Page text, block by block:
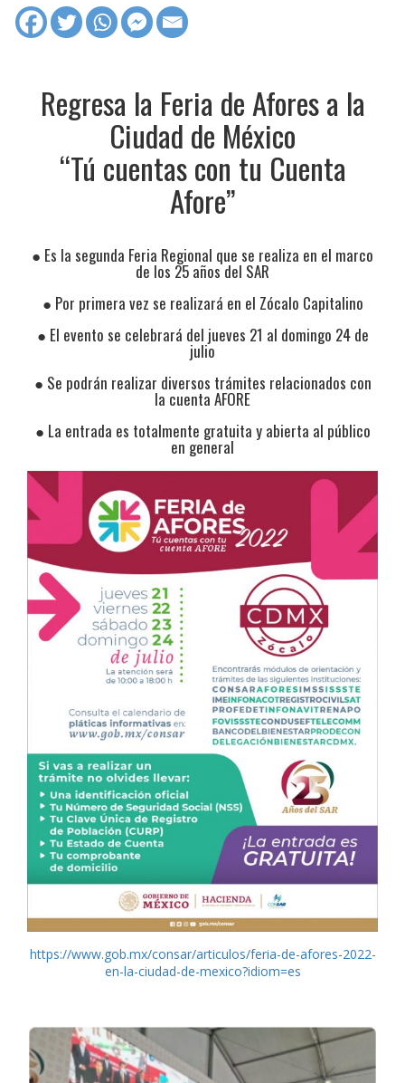
Regresa la Feria de Afores a la
Ciudad de México
“Tú cuentas con tu Cuenta
Afore”
● Es la segunda Feria Regional que se realiza en el marco
de los 25 años del SAR
● Por primera vez se realizará en el Zócalo Capitalino
● El evento se celebrará del jueves 21 al domingo 24 de
julio
● Se podrán realizar diversos trámites relacionados con
la cuenta AFORE
● La entrada es totalmente gratuita y abierta al público
en general
https://www.gob.mx/consar/articulos/feria-de-afores-2022-
en-la-ciudad-de-mexico?idiom=es